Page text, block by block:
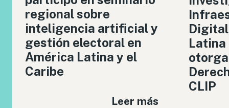
regional sobre
inteligencia artificial y
gestión electoral en
América Latina y el
Caribe
Leer más
Latina
CLIP